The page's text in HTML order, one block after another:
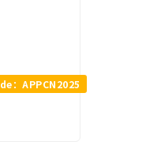
：APPCN2025